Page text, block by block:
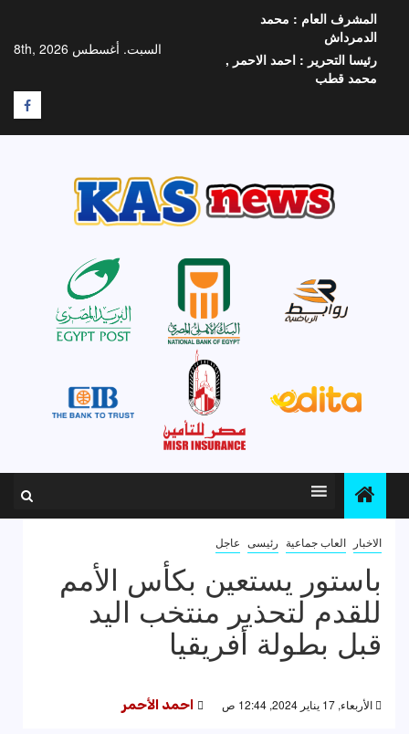
المحتوى
السبت. أغسطس 8th, 2026
المشرف العام : محمد
الدمرداش
رئيسا التحرير : احمد الاحمر ,
محمد قطب
F
الاخبار العاب جماعية رئيسى عاجل
باستور يستعين بكأس الأمم
للقدم لتحذير منتخب اليد
قبل بطولة أفريقيا
الأربعاء, 17 يناير 2024, 12:44 ص احمد الأحمر